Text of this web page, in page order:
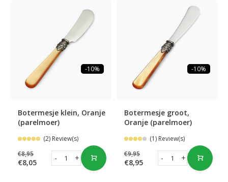
-10%
Botermesje klein, Oranje
(parelmoer)
(2) Review(s)
€8,95
€8,05 +
-
-10%
Botermesje groot,
Oranje (parelmoer)
(1) Review(s)
€9,95
€8,95 +
-